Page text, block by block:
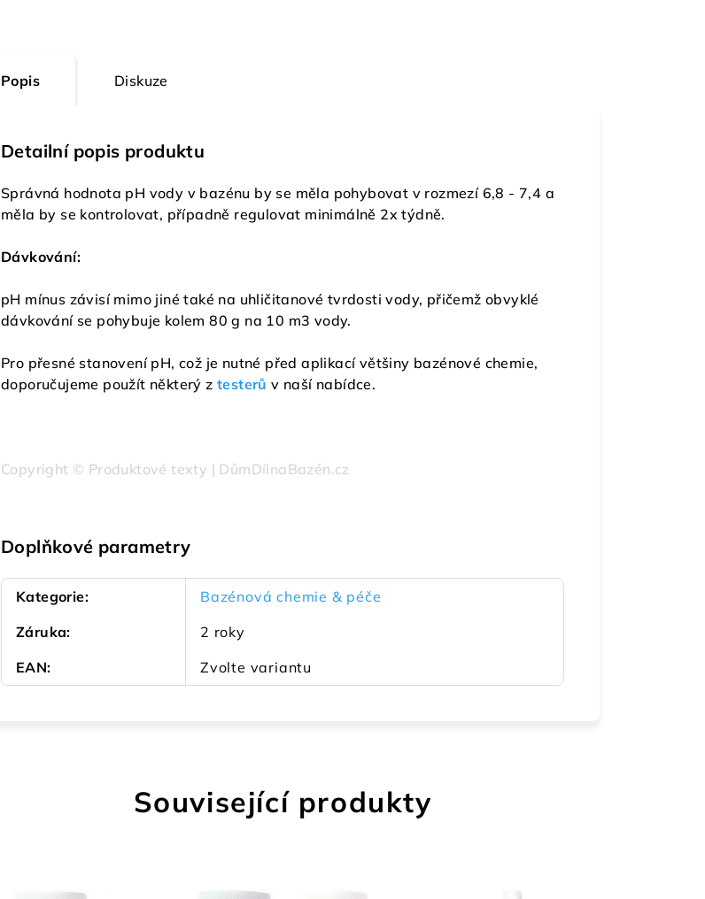
Popis Diskuze
Detailní popis produktu
Správná hodnota pH vody v bazénu by se měla pohybovat v rozmezí 6,8 - 7,4 a
měla by se kontrolovat, případně regulovat minimálně 2x týdně.
Dávkování:
pH mínus závisí mimo jiné také na uhličitanové tvrdosti vody, přičemž obvyklé
dávkování se pohybuje kolem 80 g na 10 m3 vody.
Pro přesné stanovení pH, což je nutné před aplikací většiny bazénové chemie,
doporučujeme použít některý z testerův naší nabídce.
Copyright © Produktové texty | DůmDílnaBazén.cz
Doplňkové parametry
Kategorie:
Bazénová chemie & péče
Záruka:
2 roky
EAN: Zvolte variantu
Související produkty